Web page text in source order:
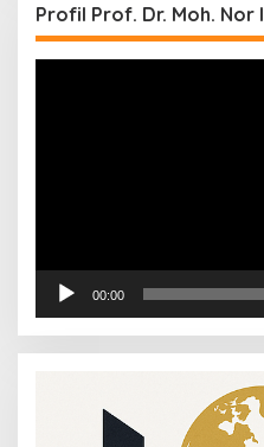
Profil Prof. Dr. Moh. Nor
00:00